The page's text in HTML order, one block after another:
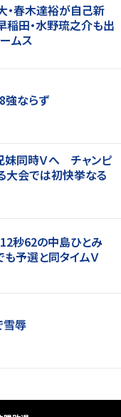
・春木達裕が自己新
稲田・水野琉之介も出
ムス
強ならず
妹同時Ｖへ チャンピ
大会では初快挙なる
秒62の中島ひとみ
も予選と同タイムＶ
雪辱